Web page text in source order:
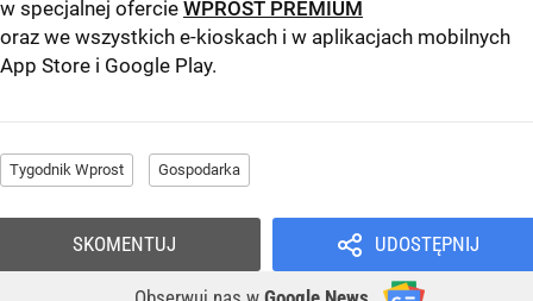
w specjalnej ofercie WPROST PREMIUM
oraz we wszystkich e-kioskach i w aplikacjach mobilnych
App Store i Google Play.
Tygodnik Wprost Gospodarka
UDOSTĘPNIJ
SKOMENTUJ